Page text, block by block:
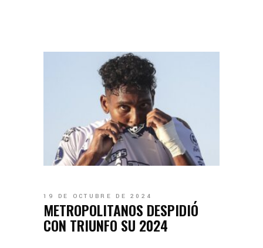
19 DE OCTUBRE DE 2024
METROPOLITANOS DESPIDIÓ
CON TRIUNFO SU 2024